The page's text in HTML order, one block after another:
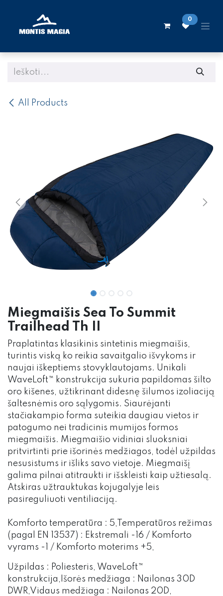
0
All Products
Miegmaišis Sea To Summit
Trailhead Th II
Praplatintas klasikinis sintetinis miegmaišis,
turintis viską ko reikia savaitgalio išvykoms ir
naujai iškeptiems stovyklautojams. Unikali
WaveLoft™ konstrukcija sukuria papildomas šilto
oro kišenes, užtikrinant didesnę šilumos izoliaciją
šaltesnėmis oro sąlygomis. Siaurėjanti
stačiakampio forma suteikia daugiau vietos ir
patogumo nei tradicinis mumijos formos
miegmaišis. Miegmaišio vidiniai sluoksniai
pritvirtinti prie išorinės medžiagos, todėl užpildas
nesusistums ir išliks savo vietoje. Miegmaišį
galima pilnai atitraukti ir išskleisti kaip užtiesalą.
Atskiras užtrauktukas kojugalyje leis
pasireguliuoti ventiliaciją.
Komforto temperatūra : 5,Temperatūros režimas
(pagal EN 13537) : Ekstremali -16 / Komforto
vyrams -1 / Komforto moterims +5,
Užpildas : Poliesteris, WaveLoft™
konstrukcija,Išorės medžiaga : Nailonas 30D
DWR,Vidaus medžiaga : Nailonas 20D,